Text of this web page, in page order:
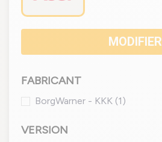
MODIFIER
FABRICANT
BorgWarner - KKK (1)
VERSION